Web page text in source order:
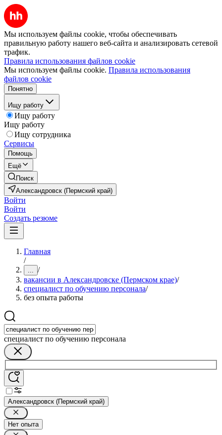
Мы используем файлы cookie, чтобы обеспечивать
правильную работу нашего веб-сайта и анализировать сетевой
трафик.
Правила использования файлов cookie
Мы используем файлы cookie. Правила использования
файлов cookie
Понятно
Ищу работу
Ищу работу
Ищу работу
Ищу сотрудника
Сервисы
Помощь
Ещё
Поиск
Александровск (Пермский край)
Войти
Войти
Создать резюме
Главная
/
... /
вакансии в Александровске (Пермском крае)/
специалист по обучению персонала/
без опыта работы
специалист по обучению персонала
Александровск (Пермский край)
Нет опыта